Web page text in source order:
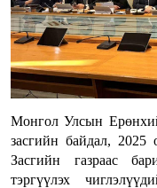
Монгол Улсын
засгийн байдал,
Засгийн газраас
тэргүүлэх